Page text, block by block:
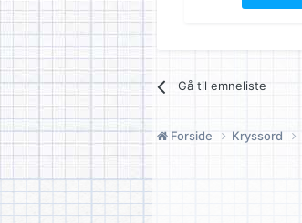
Gå til emneliste
Forside Kryssord